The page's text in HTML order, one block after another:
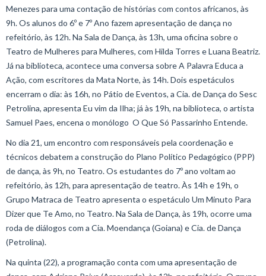
Menezes para uma contação de histórias com contos africanos, às
9h. Os alunos do 6º e 7º Ano fazem apresentação de dança no
refeitório, às 12h. Na Sala de Dança, às 13h, uma oficina sobre o
Teatro de Mulheres para Mulheres, com Hilda Torres e Luana Beatriz.
Já na biblioteca, acontece uma conversa sobre A Palavra Educa a
Ação, com escritores da Mata Norte, às 14h. Dois espetáculos
encerram o dia: às 16h, no Pátio de Eventos, a Cia. de Dança do Sesc
Petrolina, apresenta Eu vim da Ilha; já às 19h, na biblioteca, o artista
Samuel Paes, encena o monólogo O Que Só Passarinho Entende.
No dia 21, um encontro com responsáveis pela coordenação e
técnicos debatem a construção do Plano Político Pedagógico (PPP)
de dança, às 9h, no Teatro. Os estudantes do 7º ano voltam ao
refeitório, às 12h, para apresentação de teatro. Às 14h e 19h, o
Grupo Matraca de Teatro apresenta o espetáculo Um Minuto Para
Dizer que Te Amo, no Teatro. Na Sala de Dança, às 19h, ocorre uma
roda de diálogos com a Cia. Moendança (Goiana) e Cia. de Dança
(Petrolina).
Na quinta (22), a programação conta com uma apresentação de